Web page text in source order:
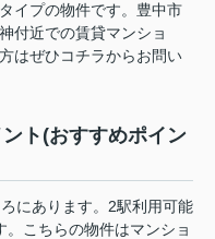
イプの物件です。豊中市
付近での賃貸マンショ
はぜひコチラからお問い
ト(おすすめポイン
にあります。2駅利用可能
こちらの物件はマンショ